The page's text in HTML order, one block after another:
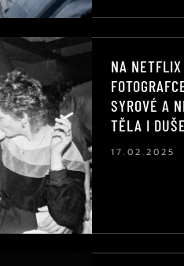
NA
SYROVÉ A
TĚLA I
17.02.2025